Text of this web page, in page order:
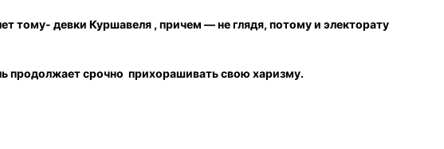
тому- девки Куршавеля , причем — не глядя, потому и электорату
продолжает срочно прихорашивать свою харизму.